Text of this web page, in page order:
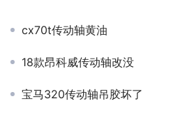
cx70t传动轴黄油
18款昂科威传动轴改没
宝马320传动轴吊胶坏了